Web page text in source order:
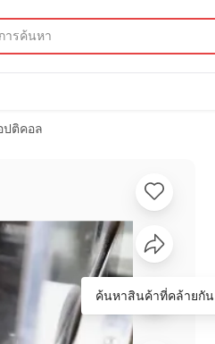
ปติคอล
ค้นหาสินค้าที่คล้ายกัน